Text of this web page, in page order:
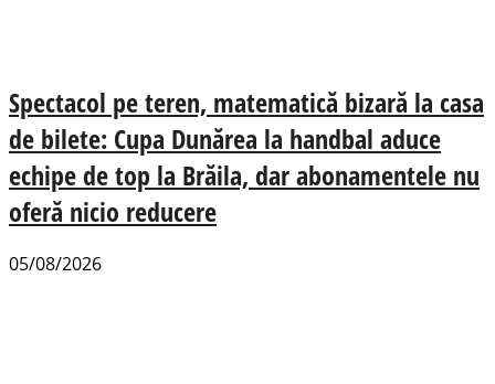
Spectacol pe teren, matematică bizară la casa
de bilete: Cupa Dunărea la handbal aduce
echipe de top la Brăila, dar abonamentele nu
oferă nicio reducere
05/08/2026